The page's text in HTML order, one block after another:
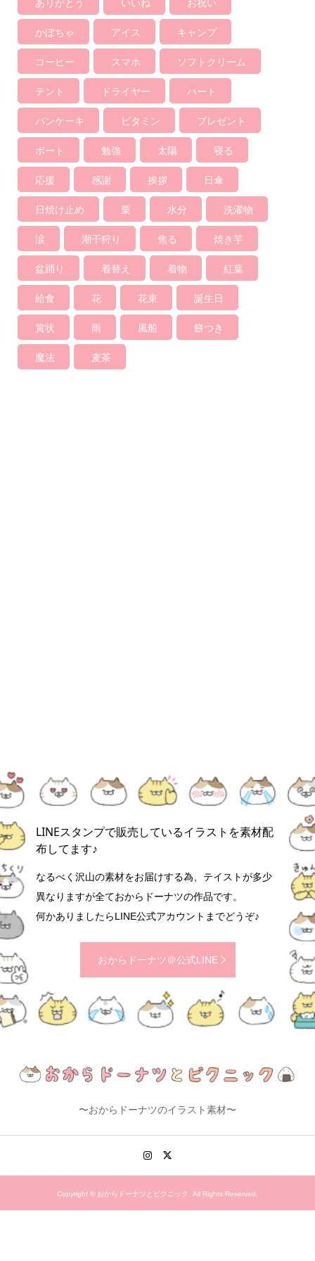
ありがとう いいね お祝い
かぼちゃ アイス キャンプ
コーヒー スマホ ソフトクリーム
テント ドライヤー ハート
パンケーキ ビタミン プレゼント
ボート 勉強 太陽 寝る
応援 感謝 挨拶 日傘
日焼け止め 栗 水分 洗濯物
涙 潮干狩り 焦る 焼き芋
盆踊り 着替え 着物 紅葉
給食 花 花束 誕生日
賞状 雨 風船 餅つき
魔法 麦茶
LINEスタンプで販売しているイラストを素材配
布してます♪
なるべく沢山の素材をお届けする為、テイストが多少
異なりますが全ておからドーナツの作品です。
何かありましたらLINE公式アカウントまでどうぞ♪
おからドーナツ＠公式LINE
〜おからドーナツのイラスト素材〜
Copyright © おからドーナツとピクニック. All Rights Reserved.